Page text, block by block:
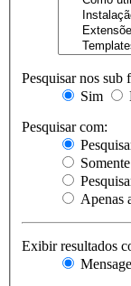
Pesquisar nos sub
Sim
Pesquisar com:
Apenas
Exibir resultados